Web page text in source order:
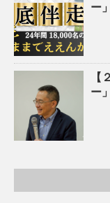
ー
【
ー